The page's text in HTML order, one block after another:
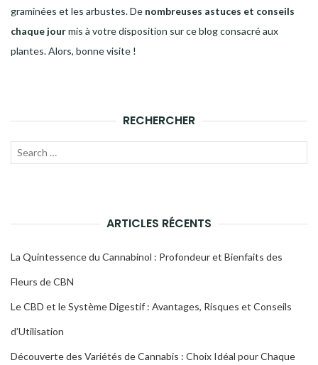
graminées et les arbustes. De nombreuses astuces et conseils
chaque jourmis à votre disposition sur ce blog consacré aux
plantes. Alors, bonne visite !
RECHERCHER
Recherche
ARTICLES RÉCENTS
La Quintessence du Cannabinol : Profondeur et Bienfaits des
Fleurs de CBN
Le CBD et le Système Digestif : Avantages, Risques et Conseils
d’Utilisation
Découverte des Variétés de Cannabis : Choix Idéal pour Chaque